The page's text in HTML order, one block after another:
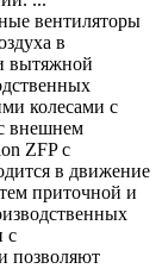
вентиляторы
в
вытяжной
колесами с
внешнем
ZFP с
в движение
приточной и
с
позволяют